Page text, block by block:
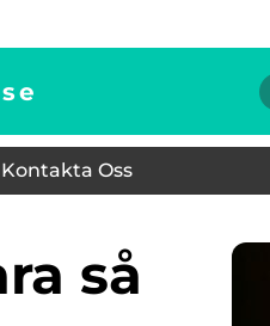
se
Kontakta Oss